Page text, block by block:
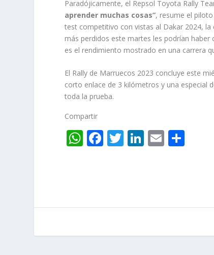
Paradójicamente, el Repsol Toyota Rally
aprender muchas cosas”, resume el
test competitivo con vistas al Dakar 2024,
más perdidos este martes les podrían
es el rendimiento mostrado en una carrera
El Rally de Marruecos 2023 concluye este
corto enlace de 3 kilómetros y una especial
toda la prueba.
Compartir
W
A
p
F
o
k
T Li
dI
E
ar
r